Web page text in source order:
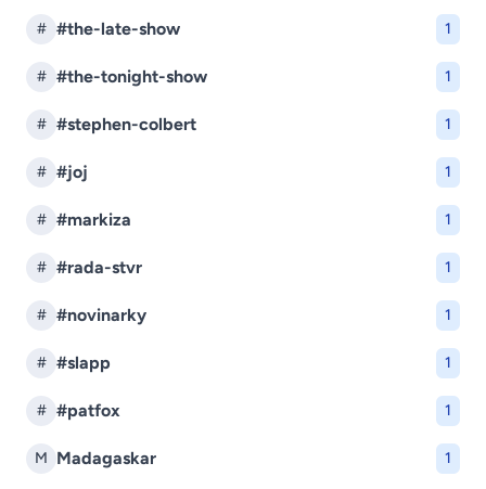
# #the-late-show 1
# #the-tonight-show 1
# #stephen-colbert 1
# #joj 1
# #markiza 1
# #rada-stvr 1
# #novinarky 1
# #slapp 1
# #patfox 1
M Madagaskar 1